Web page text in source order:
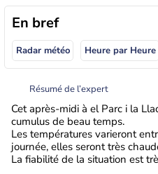
En bref
Radar météo Heure par Heure
Résumé de l’expert
Cet après-midi à el Parc i la
cumulus de beau temps.
Les températures varieront
journée, elles seront très
La fiabilité de la situation est